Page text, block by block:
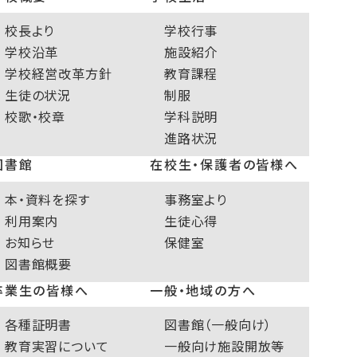
校長より
学校沿革
学校経営改革方針
生徒の状況
校歌・校章
学校行事
施設紹介
教育課程
制服
学科説明
進路状況
書館
本・資料を探す
利用案内
お知らせ
図書館概要
在校生・保護者の皆様へ
事務室より
生徒心得
保健室
業生の皆様へ
各種証明書
教育実習について
一般・地域の方へ
図書館（一般向け）
一般向け施設開放等